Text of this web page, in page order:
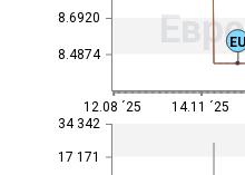
8.4874
8.6920
17 171
34 342
12.08 ´25 14.11 ´25
EU